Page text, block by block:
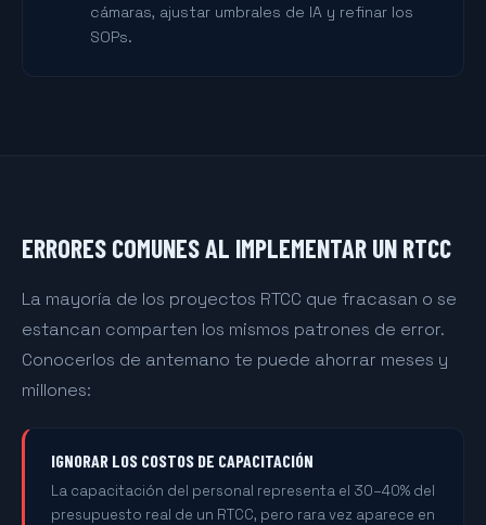
cámaras, ajustar umbrales de IA y refinar los
SOPs.
ERRORES COMUNES AL IMPLEMENTAR UN RTCC
La mayoría de los proyectos RTCC que fracasan o se
estancan comparten los mismos patrones de error.
Conocerlos de antemano te puede ahorrar meses y
millones:
IGNORAR LOS COSTOS DE CAPACITACIÓN
La capacitación del personal representa el 30–40% del
presupuesto real de un RTCC, pero rara vez aparece en